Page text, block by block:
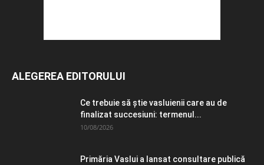
ALEGEREA EDITORULUI
Ce trebuie să știe vasluienii care au de
finalizat succesiuni: termenul...
10/08/2026
Primăria Vaslui a lansat consultare publică